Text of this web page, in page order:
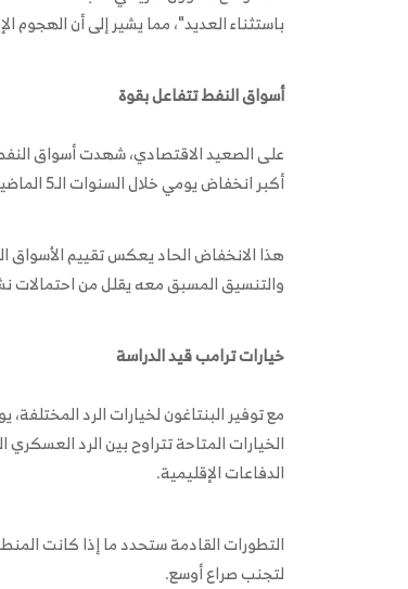
باستثناء العديد"، مما يشير إلى أن
أسواق النفط تتفاعل بقوة
على الصعيد الاقتصادي، شهدت أسواق
أكبر انخفاض يومي خلال السنوات الـ5 الماضية بعد أن شنت إيران هجمات في قطر".
هذا الانخفاض الحاد يعكس تقييم الأسواق
والتنسيق المسبق معه يقلل من احتمالات
خيارات ترامب قيد الدراسة
مع توفير البنتاغون لخيارات الرد
الخيارات المتاحة تتراوح بين الرد
الدفاعات الإقليمية.
التطورات القادمة ستحدد ما إذا كانت
لتجنب صراع أوسع.